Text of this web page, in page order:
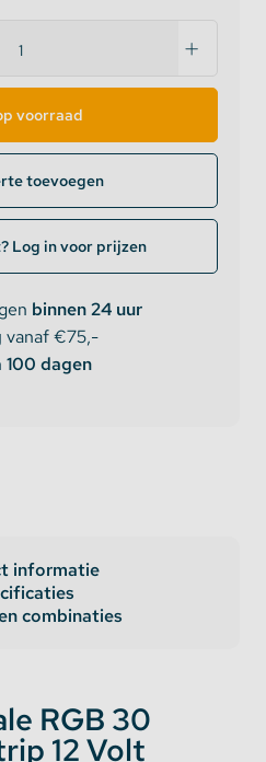
voorraad
toevoegen
Log in voor prijzen
binnen 24 uur
vanaf €75,-
100 dagen
informatie
combinaties
RGB 30
12 Volt